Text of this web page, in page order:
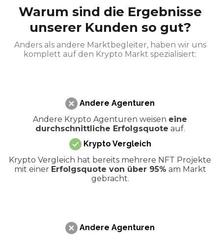
Warum sind die Ergebnisse
unserer Kunden so gut?
Anders als andere Marktbegleiter, haben wir uns
komplett auf den Krypto Markt spezialisiert:
Andere Agenturen
Andere Krypto Agenturen weisen eine
durchschnittliche Erfolgsquote auf.
Krypto Vergleich
Krypto Vergleich hat bereits mehrere NFT Projekte
mit einer Erfolgsquote von über 95% am Markt
gebracht.
Andere Agenturen